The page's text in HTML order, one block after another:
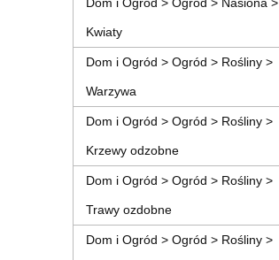
Kwiaty
Dom i Ogród > Ogród > Rośliny >
Warzywa
Dom i Ogród > Ogród > Rośliny >
Krzewy odzobne
Dom i Ogród > Ogród > Rośliny >
Trawy ozdobne
Dom i Ogród > Ogród > Rośliny >